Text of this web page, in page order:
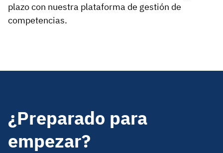
plazo con nuestra plataforma de gestión de
competencias.
¿Preparado para
empezar?